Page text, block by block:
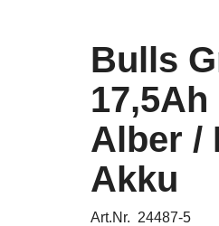
Bulls
Alber /
Akku
Art.Nr. 24487-5